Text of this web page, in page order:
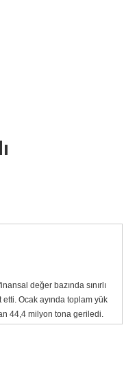
değer bazında sınırlı
Ocak ayında toplam yük
44,4 milyon tona geriledi.